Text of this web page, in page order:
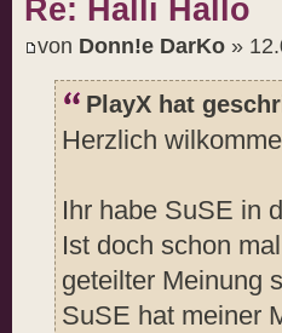
Re: Halli Hallo
von Donn!e DarKo »
PlayX hat
Herzlich
Ihr habe SuSE in
Ist doch schon
geteilter Meinung
SuSE hat meiner